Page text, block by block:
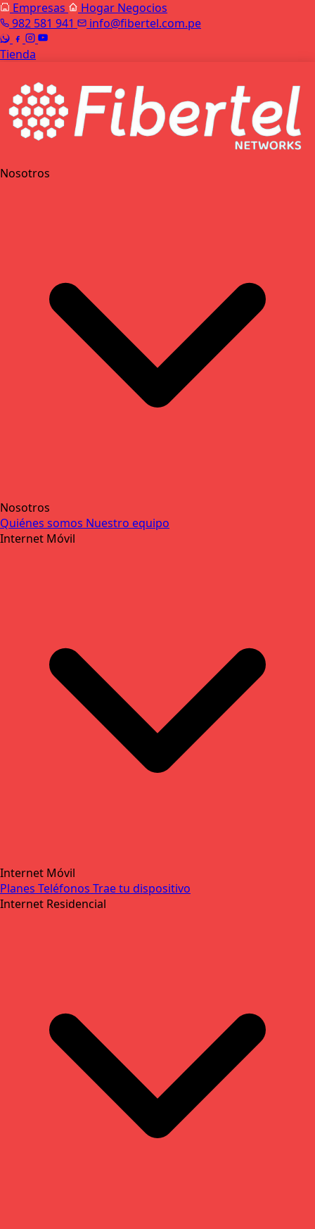
Empresas Hogar Negocios
982 581 941
info@fibertel.com.pe
Tienda
Nosotros
Nosotros
Quiénes somos Nuestro equipo
Internet Móvil
Internet Móvil
Planes Teléfonos Trae tu dispositivo
Internet Residencial